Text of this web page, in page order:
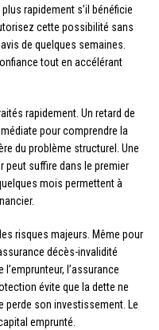
rapidement s’il bénéficie
cette possibilité sans
de quelques semaines.
tout en accélérant
rapidement. Un retard de
pour comprendre la
du problème structurel. Une
peut suffire dans le premier
mois permettent à
risques majeurs. Même pour
décès-invalidité
l’assurance
évite que la dette ne
perde son investissement. Le
emprunté.